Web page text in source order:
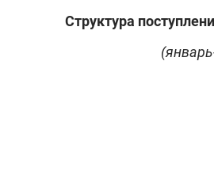
Структура